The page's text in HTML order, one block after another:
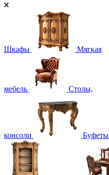
Шкафы Мягкая
мебель Столы,
консоли Буфеты